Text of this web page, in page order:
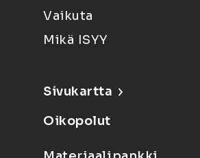
Vaikuta
Mikä ISYY
Sivukartta
Oikopolut